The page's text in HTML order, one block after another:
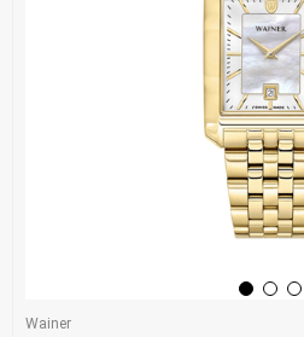
Wainer